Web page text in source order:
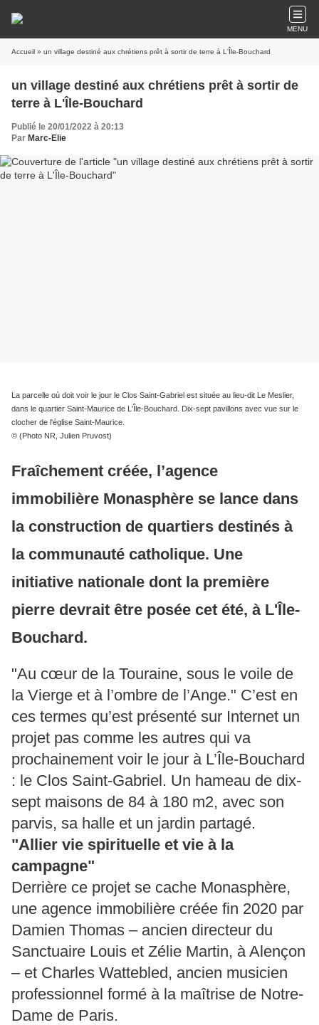
MENU
Accueil » un village destiné aux chrétiens prêt à sortir de terre à L'Île-Bouchard
un village destiné aux chrétiens prêt à sortir de
terre à L'Île-Bouchard
Publié le 20/01/2022 à 20:13
Par Marc-Elie
La parcelle où doit voir le jour le Clos Saint-Gabriel est située au lieu-dit Le Meslier,
dans le quartier Saint-Maurice de L'Île-Bouchard. Dix-sept pavillons avec vue sur le
clocher de l'église Saint-Maurice.
© (Photo NR, Julien Pruvost)
Fraîchement créée, l’agence
immobilière Monasphère se lance dans
la construction de quartiers destinés à
la communauté catholique. Une
initiative nationale dont la première
pierre devrait être posée cet été, à L'Île-
Bouchard.
"Au cœur de la Touraine, sous le voile de
la Vierge et à l’ombre de l’Ange." C’est en
ces termes qu’est présenté sur Internet un
projet pas comme les autres qui va
prochainement voir le jour à L’Île-Bouchard
: le Clos Saint-Gabriel. Un hameau de dix-
sept maisons de 84 à 180 m2, avec son
parvis, sa halle et un jardin partagé.
"Allier vie spirituelle et vie à la
campagne"
Derrière ce projet se cache Monasphère,
une agence immobilière créée fin 2020 par
Damien Thomas – ancien directeur du
Sanctuaire Louis et Zélie Martin, à Alençon
– et Charles Wattebled, ancien musicien
professionnel formé à la maîtrise de Notre-
Dame de Paris.